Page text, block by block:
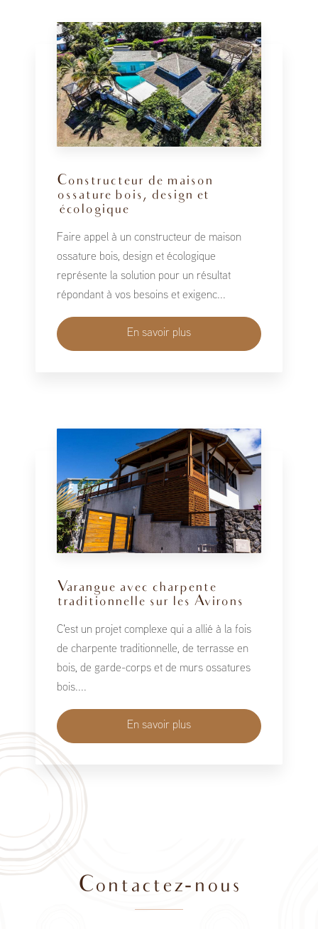
Constructeur de maison
ossature bois, design et
écologique
Faire appel à un constructeur de maison
ossature bois, design et écologique
représente la solution pour un résultat
répondant à vos besoins et exigenc...
En savoir plus
Varangue avec charpente
traditionnelle sur les Avirons
C'est un projet complexe qui a allié à la fois
de charpente traditionnelle, de terrasse en
bois, de garde-corps et de murs ossatures
bois....
En savoir plus
Contactez-nous